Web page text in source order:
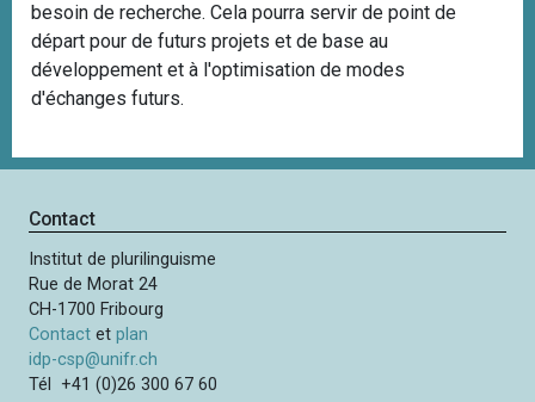
besoin de recherche. Cela pourra servir de point de
départ pour de futurs projets et de base au
développement et à l'optimisation de modes
d'échanges futurs.
Contact
Institut de plurilinguisme
Rue de Morat 24
CH-1700 Fribourg
Contact etplan
idp-csp@unifr.ch
Tél +41 (0)26 300 67 60